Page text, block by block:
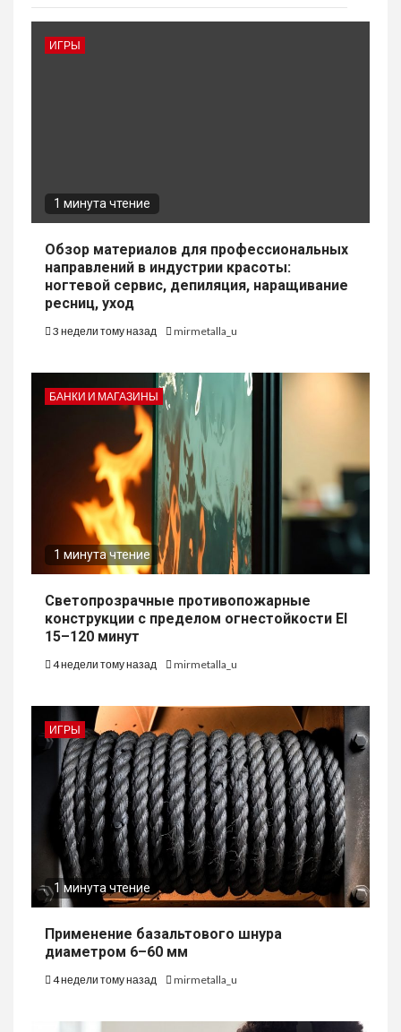
ИГРЫ
1 минута чтение
Обзор материалов для профессиональных
направлений в индустрии красоты:
ногтевой сервис, депиляция, наращивание
ресниц, уход
3 недели тому назад mirmetalla_u
БАНКИ И МАГАЗИНЫ
1 минута чтение
Светопрозрачные противопожарные
конструкции с пределом огнестойкости EI
15–120 минут
4 недели тому назад mirmetalla_u
ИГРЫ
1 минута чтение
Применение базальтового шнура
диаметром 6–60 мм
4 недели тому назад mirmetalla_u